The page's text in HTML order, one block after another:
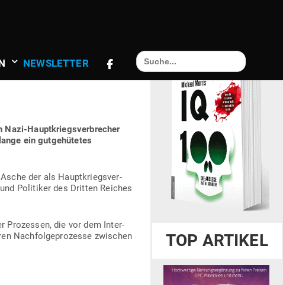
NEWS­LETTER
Search
for:
DER
Nazi-Haupt­kriegs­ver­brecher
ein gut­ge­hü­tetes
der als Haupt­kriegs­ver­
Poli­tiker des Dritten Reiches
Pro­zessen, die vor dem Inter­
Nach­fol­ge­pro­zesse zwi­schen
TOP ARTIKEL